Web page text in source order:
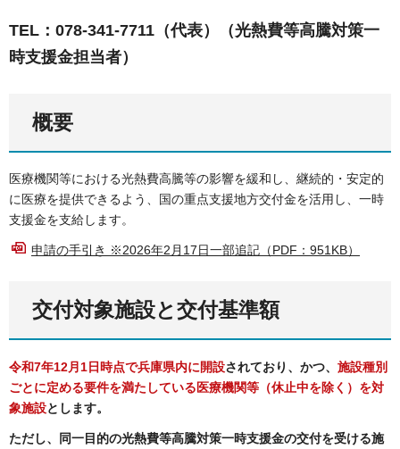
TEL：078-341-7711（代表）（光熱費等高騰対策一
時支援金担当者）
概要
医療機関等における光熱費高騰等の影響を緩和し、継続的・安定的
に医療を提供できるよう、国の重点支援地方交付金を活用し、一時
支援金を支給します。
申請の手引き ※2026年2月17日一部追記（PDF：951KB）
交付対象施設と交付基準額
令和7年12月1日時点で兵庫県内に開設されており、かつ、 施設種別
ごとに定める要件を満たしている医療機関等（休止中を除く）を対
象施設とします。
ただし、同一目的の光熱費等高騰対策一時支援金の交付を受ける施